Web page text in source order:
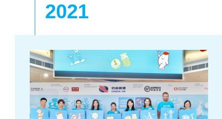
2021